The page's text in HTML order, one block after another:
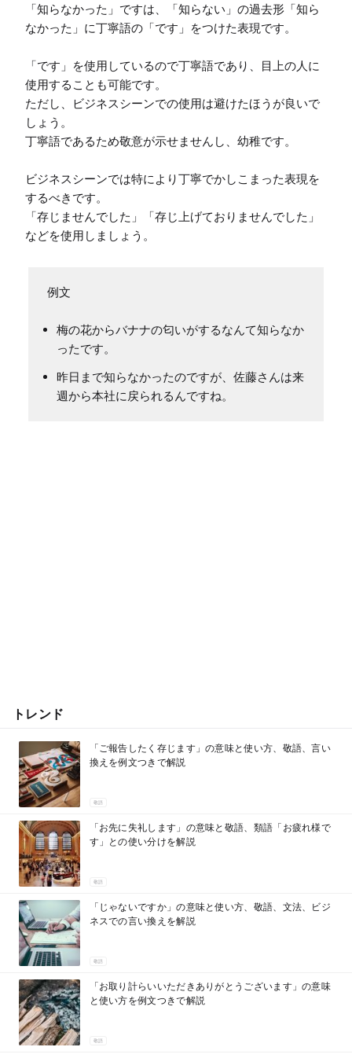
「知らなかった」ですは、「知らない」の過去形「知ら
なかった」に丁寧語の「です」をつけた表現です。
「です」を使用しているので丁寧語であり、目上の人に
使用することも可能です。
ただし、ビジネスシーンでの使用は避けたほうが良いで
しょう。
丁寧語であるため敬意が示せませんし、幼稚です。
ビジネスシーンでは特により丁寧でかしこまった表現を
するべきです。
「存じませんでした」「存じ上げておりませんでした」
などを使用しましょう。
例文
梅の花からバナナの匂いがするなんて知らなか
ったです。
昨日まで知らなかったのですが、佐藤さんは来
週から本社に戻られるんですね。
トレンド
「ご報告したく存じます」の意味と使い方、敬語、言い
換えを例文つきで解説
敬語
「お先に失礼します」の意味と敬語、類語「お疲れ様で
す」との使い分けを解説
敬語
「じゃないですか」の意味と使い方、敬語、文法、ビジ
ネスでの言い換えを解説
敬語
「お取り計らいいただきありがとうございます」の意味
と使い方を例文つきで解説
敬語